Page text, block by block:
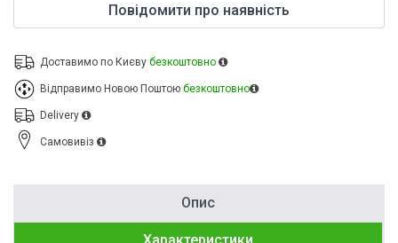
Повідомити про наявність
Доставимо по Києву безкоштовно
Відправимо Новою Поштою безкоштовно
Delivery
Cамовивіз
Опис
Характеристики